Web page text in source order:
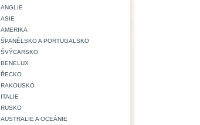
ANGLIE
ASIE
AMERIKA
ŠPANĚLSKO A PORTUGALSKO
ŠVÝCARSKO
BENELUX
ŘECKO
RAKOUSKO
ITALIE
RUSKO
AUSTRALIE A OCEÁNIE